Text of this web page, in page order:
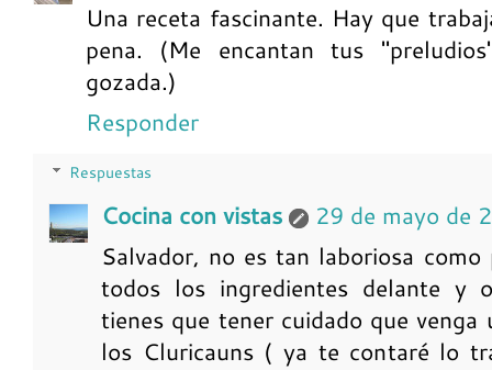
Una receta fascinante. Hay que
pena. (Me encantan tus
gozada.)
Responder
Respuestas
Cocina con vistas
29 de mayo de
Salvador, no es tan laboriosa
todos los ingredientes delante y
tienes que tener cuidado que
los Cluricauns ( ya te contaré lo